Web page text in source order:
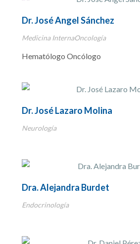
Dr. José Angel Sánchez
Medicina InternaOncología
Hematólogo Oncólogo
Dr. José Lazaro Molina
Neurología
Dra. Alejandra Burdet
Endocrinología